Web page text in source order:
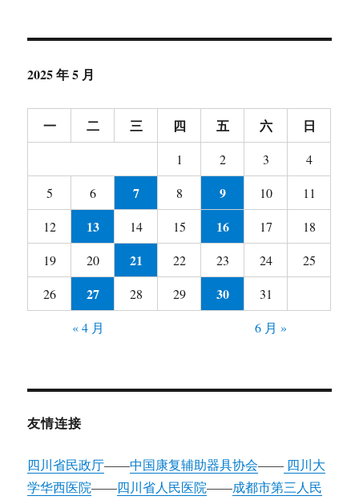
2025 年 5 月
一 二 三 四 五 六 日
1 2 3
4
5
6 7 8 9 10
11
12
13 14 15 16 17
18
19
20 21 22 23 24
25
26
27 28 29 30
31
« 4 月
6 月 »
友情连接
四川省民政厅——中国康复辅助器具协会—— 四川大
学华西医院——四川省人民医院——成都市第三人民